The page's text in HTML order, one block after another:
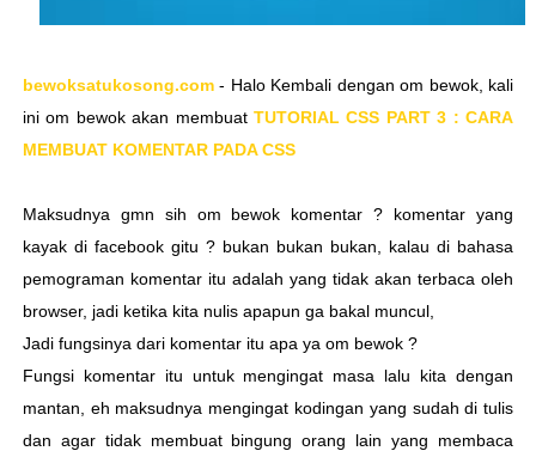
bewoksatukosong.com- Halo Kembali dengan om bewok, kali
ini om bewok akan membuat TUTORIAL CSS PART 3 : CARA
MEMBUAT KOMENTAR PADA CSS
Maksudnya gmn sih om bewok komentar ? komentar yang
kayak di facebook gitu ? bukan bukan bukan, kalau di bahasa
pemograman komentar itu adalah yang tidak akan terbaca oleh
browser, jadi ketika kita nulis apapun ga bakal muncul,
Jadi fungsinya dari komentar itu apa ya om bewok ?
Fungsi komentar itu untuk mengingat masa lalu kita dengan
mantan, eh maksudnya mengingat kodingan yang sudah di tulis
dan agar tidak membuat bingung orang lain yang membaca